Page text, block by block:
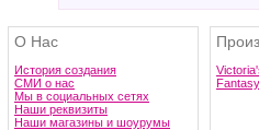
О Нас
История создания
СМИ о нас
Мы в социальных сетях
Наши реквизиты
Наши магазины и шоурумы